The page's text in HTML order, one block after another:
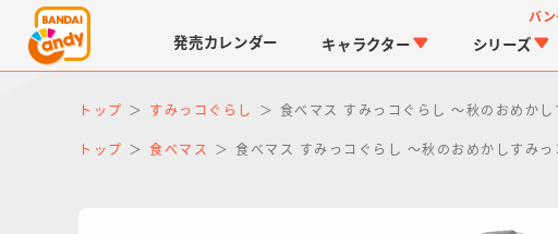
バ
発売カレンダー キャラクター シリーズ
トップ すみっコぐらし 食べマス すみっコぐらし ～秋のおめか
トップ 食べマス 食べマス すみっコぐらし ～秋のおめかしすみ